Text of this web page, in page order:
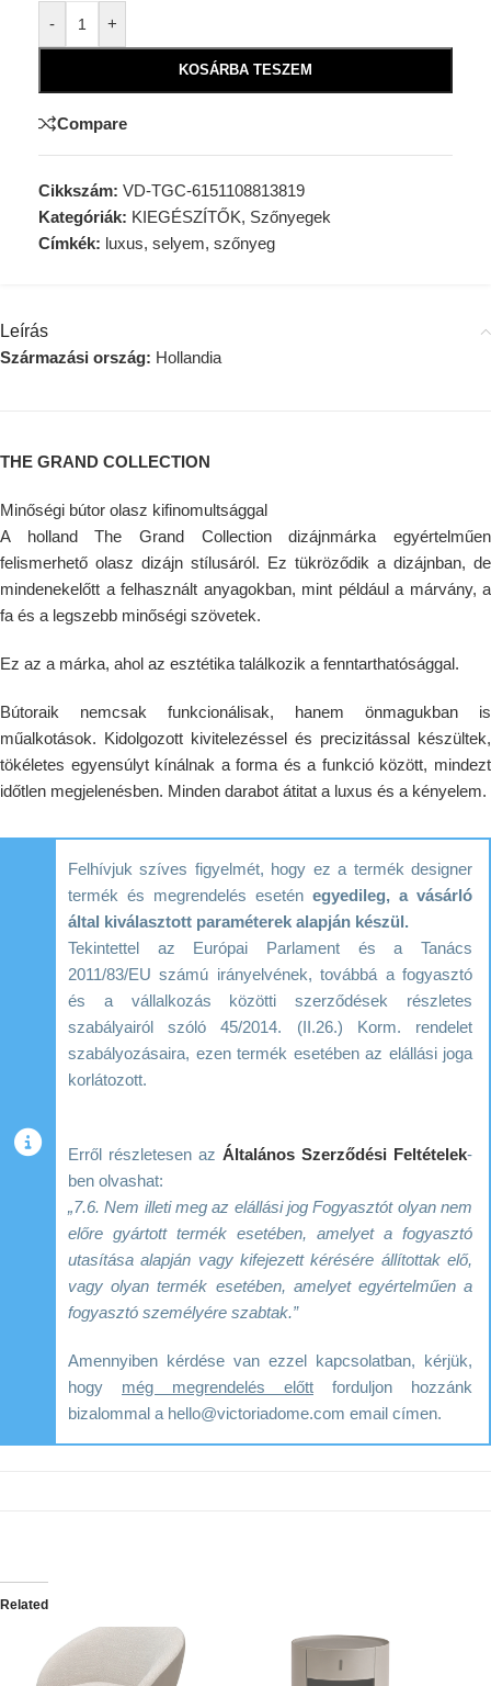
- +
KOSÁRBA TESZEM
Compare
Cikkszám: VD-TGC-6151108813819
Kategóriák: KIEGÉSZÍTŐK, Szőnyegek
Címkék: luxus, selyem, szőnyeg
Leírás
Származási ország: Hollandia
THE GRAND COLLECTION
Minőségi bútor olasz kifinomultsággal
A holland The Grand Collection dizájnmárka egyértelműen
felismerhető olasz dizájn stílusáról. Ez tükröződik a dizájnban, de
mindenekelőtt a felhasznált anyagokban, mint például a márvány, a
fa és a legszebb minőségi szövetek.
Ez az a márka, ahol az esztétika találkozik a fenntarthatósággal.
Bútoraik nemcsak funkcionálisak, hanem önmagukban is
műalkotások. Kidolgozott kivitelezéssel és precizitással készültek,
tökéletes egyensúlyt kínálnak a forma és a funkció között, mindezt
időtlen megjelenésben. Minden darabot átitat a luxus és a kényelem.
Felhívjuk szíves figyelmét, hogy ez a termék designer
termék és megrendelés esetén egyedileg, a vásárló
által kiválasztott paraméterek alapján készül.
Tekintettel az Európai Parlament és a Tanács
2011/83/EU számú irányelvének, továbbá a fogyasztó
és a vállalkozás közötti szerződések részletes
szabályairól szóló 45/2014. (II.26.) Korm. rendelet
szabályozásaira, ezen termék esetében az elállási joga
korlátozott.
Erről részletesen az Általános Szerződési Feltételek-
ben olvashat:
„7.6. Nem illeti meg az elállási jog Fogyasztót olyan nem
előre gyártott termék esetében, amelyet a fogyasztó
utasítása alapján vagy kifejezett kérésére állítottak elő,
vagy olyan termék esetében, amelyet egyértelműen a
fogyasztó személyére szabtak.”
Amennyiben kérdése van ezzel kapcsolatban, kérjük,
hogy még megrendelés előtt forduljon hozzánk
bizalommal a hello@victoriadome.com email címen.
Related